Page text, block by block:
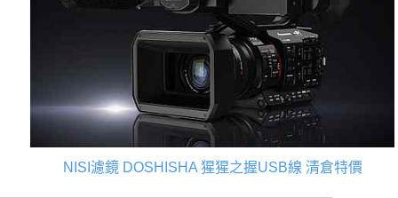
NISI濾鏡 DOSHISHA 猩猩之握USB線 清倉特價